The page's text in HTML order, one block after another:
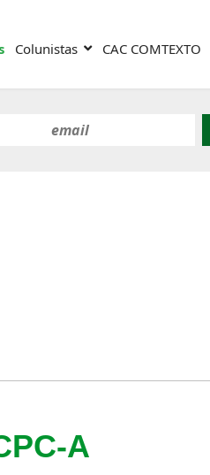
Colunistas CAC COMTEXTO
A